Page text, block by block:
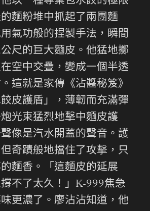
麵粉堆中抓起了兩團麵
氣功般的捏製手法，瞬間
尺的巨大麵皮。他猛地擲
空中交疊，變成一個半透
這就是家傳《沾醬秘笈》
皮護盾」，薄韌而充滿彈
光束猛烈地擊中麵皮護
像是汽水開蓋的聲音。護
奇蹟般地擋住了攻擊，只
麵香。「這麵皮的延展
不了太久！」K-999焦急
更濃了。廖沾沾知道，他